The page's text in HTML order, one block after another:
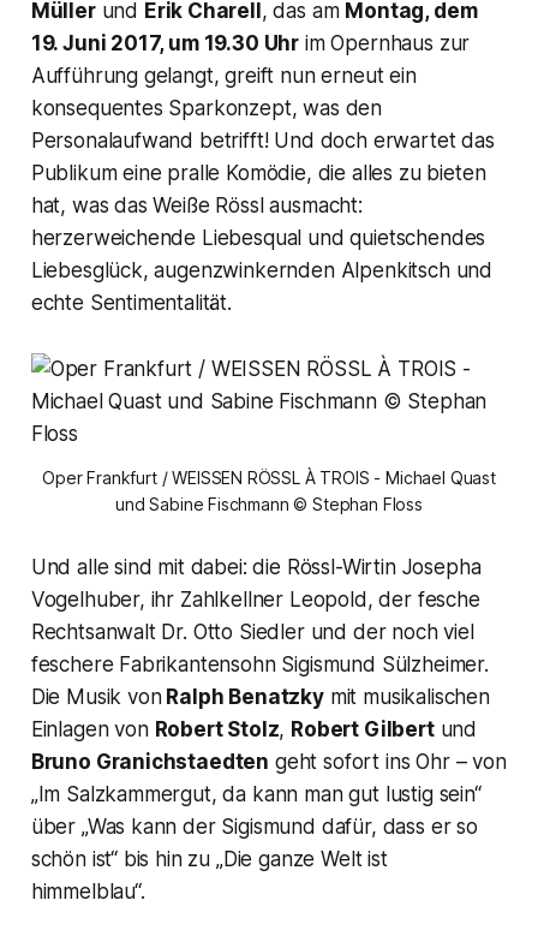
Müllerund Erik Charell, das am Montag, dem
19. Juni 2017, um 19.30 Uhr im Opernhaus zur
Aufführung gelangt, greift nun erneut ein
konsequentes Sparkonzept, was den
Personalaufwand betrifft! Und doch erwartet das
Publikum eine pralle Komödie, die alles zu bieten
hat, was das Weiße Rössl ausmacht:
herzerweichende Liebesqual und quietschendes
Liebesglück, augenzwinkernden Alpenkitsch und
echte Sentimentalität.
Oper Frankfurt / WEISSEN RÖSSL À TROIS - Michael Quast
und Sabine Fischmann © Stephan Floss
Und alle sind mit dabei: die Rössl-Wirtin Josepha
Vogelhuber, ihr Zahlkellner Leopold, der fesche
Rechtsanwalt Dr. Otto Siedler und der noch viel
feschere Fabrikantensohn Sigismund Sülzheimer.
Die Musik vonRalph Benatzkymit musikalischen
Einlagen von Robert Stolz, Robert Gilbertund
Bruno Granichstaedten geht sofort ins Ohr – von
„Im Salzkammergut, da kann man gut lustig sein“
über „Was kann der Sigismund dafür, dass er so
schön ist“ bis hin zu „Die ganze Welt ist
himmelblau“.